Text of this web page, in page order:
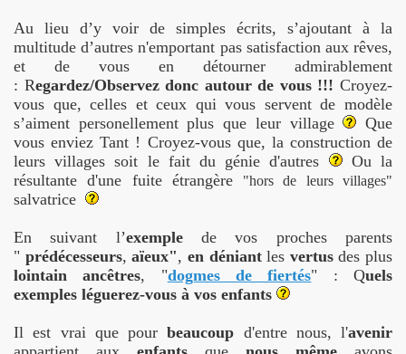
Au lieu d’y voir de simples écrits, s’ajoutant à la
multitude d’autres n'emportant pas satisfaction aux rêves,
et de vous en détourner admirablement
: Regardez/Observez donc autour de vous !!!Croyez-
vous que, celles et ceux qui vous servent de modèle
s’aiment personellement plus que leur village
Que
vous enviez Tant ! Croyez-vous que, la construction de
leurs villages soit le fait du génie d'autres
Ou la
résultante d'une fuite étrangère
"hors de leurs villages"
salvatrice
En suivant l’exemplede vos proches parents
" prédécesseurs,aïeux", en déniantles vertusdes plus
lointain
ancêtres, "dogmes de fiertés" : Quels
exemples léguerez-vous à vos enfants
Il est vrai que pourbeaucoup d'entre nous, l'avenir